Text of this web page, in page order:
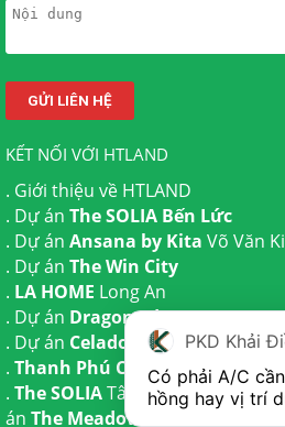
KẾT NỐI VỚI HTLAND
. Giới thiệu về HTLAND
. Dự án The SOLIA Bến Lức
. Dự án Ansana by Kita Võ Văn
. Dự án The Win City
. LA HOME Long An
. Dự án Dragon Eden Long An
. Dự án Celadon City
Tân Phú
. Thanh Phú Centre PointBến
. The SOLIATây Ninh | Dự án
án The Meadow
PKD Khải
Có phải A/C
hồng hay vị trí